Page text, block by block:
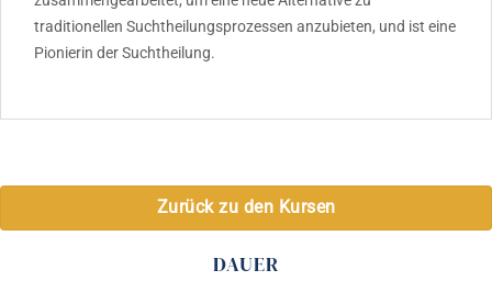
traditionellen Suchtheilungsprozessen anzubieten, und ist eine
Pionierin der Suchtheilung.
Zurück zu den Kursen
DAUER